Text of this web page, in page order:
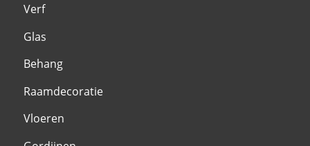
Verf
Glas
Behang
Raamdecoratie
Vloeren